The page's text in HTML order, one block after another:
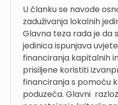
U članku se navode
zaduživanja lokalnih
Glavna teza rada je da
jedinica ispunjava
financiranja kapitalnih
prisiljene koristiti
financiranja s pomoću
poduzeća. Glavni